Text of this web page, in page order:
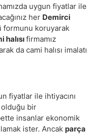
uygun fiyatlar ile
her Demirci
formunu koruyarak
halısıfirmamız
da cami halısı imalatı
fiyatlar ile ihtiyacını
olduğu bir
insanlar ekonomik
ister. Ancak parça